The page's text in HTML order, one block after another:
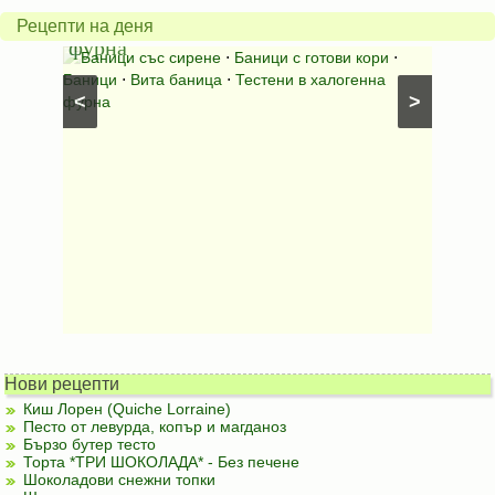
Рецепти на деня
>
<
халогенна
фурна
Баници със сирене ⋅ Баници с готови кори ⋅
Баници ⋅ Вита баница ⋅ Тестени в халогенна
фурна
за
Нови рецепти
Киш Лорен (Quiche Lorraine)
Песто от левурда, копър и магданоз
Бързо бутер тесто
Торта *ТРИ ШОКОЛАДА* - Без печене
Шоколадови снежни топки